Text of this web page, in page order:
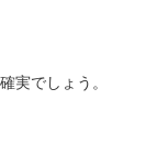
実でしょう。